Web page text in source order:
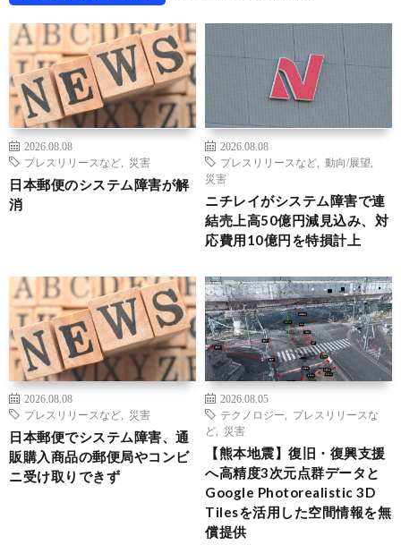
2026.08.08
プレスリリースなど
災害
日本郵便のシステム障害が解
消
2026.08.08
プレスリリースなど
動向/展望
災害
ニチレイがシステム障害で連
結売上高50億円減見込み、対
応費用10億円を特損計上
2026.08.08
プレスリリースなど
災害
日本郵便でシステム障害、通
販購入商品の郵便局やコンビ
ニ受け取りできず
2026.08.05
テクノロジー
プレスリリースな
ど
災害
【熊本地震】復旧・復興支援
へ高精度3次元点群データと
Google Photorealistic 3D
Tilesを活用した空間情報を無
償提供